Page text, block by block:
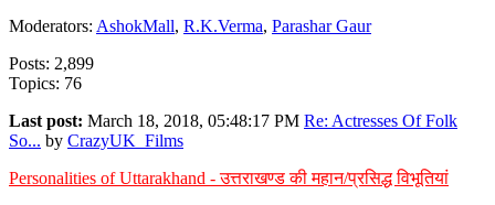
Moderators: AshokMall, R.K.Verma, Parashar Gaur
Posts: 2,899
Topics: 76
Last post: March 18, 2018, 05:48:17 PM Re: Actresses Of Folk
So... by CrazyUK_Films
Personalities of Uttarakhand - उत्तराखण्ड की महान/प्रसिद्ध विभूतियां